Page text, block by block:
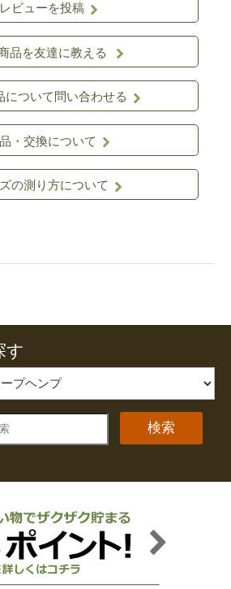
レビューを投稿
品を友達に教える
について問い合わせる
・交換について
の測り方について
す
検索